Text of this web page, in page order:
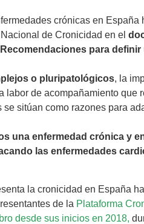
crónicas en España
de Cronicidad en el
para
o pluripatológicos, la
labor de acompañamiento que
sitúan como razones para
una enfermedad crónica y
las enfermedades
la cronicidad en España
de la Plataforma
desde sus inicios en 2018,